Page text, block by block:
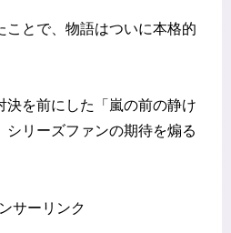
ことで、物語はついに本格的
決を前にした「嵐の前の静け
シリーズファンの期待を煽る
サーリンク